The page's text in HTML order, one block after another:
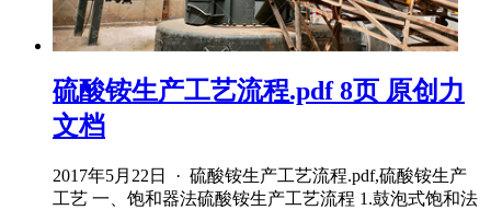
硫酸铵生产工艺流程.pdf 8页 原创力
文档
2017年5月22日 · 硫酸铵生产工艺流程.pdf,硫酸铵生产
工艺 一、饱和器法硫酸铵生产工艺流程 1.鼓泡式饱和法